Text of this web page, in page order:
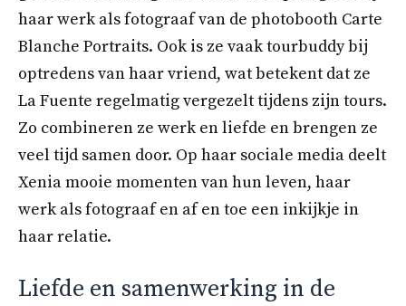
haar werk als fotograaf van de photobooth Carte
Blanche Portraits. Ook is ze vaak tourbuddy bij
optredens van haar vriend, wat betekent dat ze
La Fuente regelmatig vergezelt tijdens zijn tours.
Zo combineren ze werk en liefde en brengen ze
veel tijd samen door. Op haar sociale media deelt
Xenia mooie momenten van hun leven, haar
werk als fotograaf en af en toe een inkijkje in
haar relatie.
Liefde en samenwerking in de